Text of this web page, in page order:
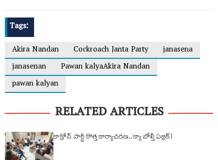
Tags:
Akira Nandan
Cockroach Janta Party
janasena
janasenan
Pawan kalyaAkira Nandan
pawan kalyan
RELATED ARTICLES
కాక్రోచ్ పార్టీ కొత్త కార్యాచరణ..‘క్యా బోల్తీ పబ్లిక్’!